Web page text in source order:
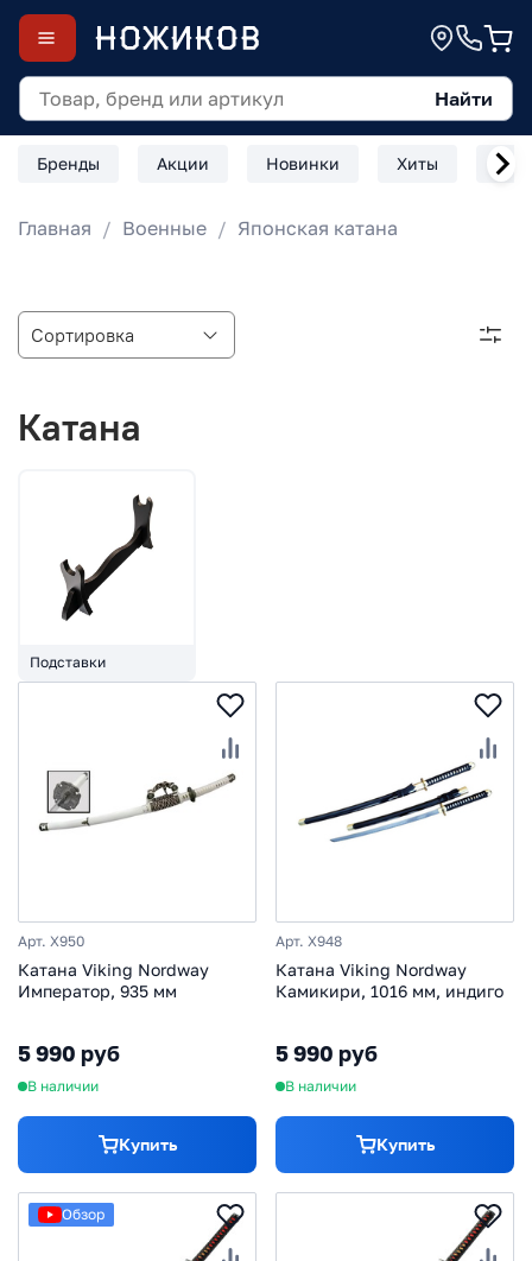
Найти
Бренды Акции Новинки Хиты
Главная Военные Японская катана
Катана
Подставки
Арт. X950
Катана Viking Nordway
Император, 935 мм
5 990 руб
В наличии
Купить
Арт. X948
Катана Viking Nordway
Камикири, 1016 мм, индиго
5 990 руб
В наличии
Купить
Обзор